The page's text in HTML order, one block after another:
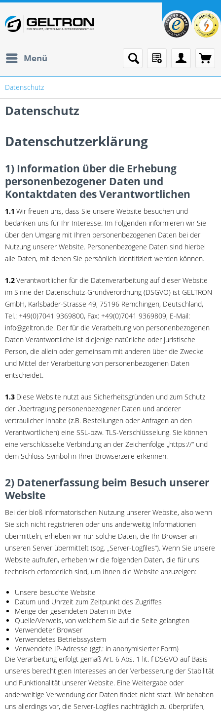
Menü
Datenschutz
Datenschutz
Datenschutzerklärung
1) Information über die Erhebung
personenbezogener Daten und
Kontaktdaten des Verantwortlichen
1.1 Wir freuen uns, dass Sie unsere Website besuchen und
bedanken uns für Ihr Interesse. Im Folgenden informieren wir Sie
über den Umgang mit Ihren personenbezogenen Daten bei der
Nutzung unserer Website. Personenbezogene Daten sind hierbei
alle Daten, mit denen Sie persönlich identifiziert werden können.
1.2Verantwortlicher für die Datenverarbeitung auf dieser Website
im Sinne der Datenschutz-Grundverordnung (DSGVO) ist GELTRON
GmbH, Karlsbader-Strasse 49, 75196 Remchingen, Deutschland,
Tel.: +49(0)7041 9369800, Fax: +49(0)7041 9369809, E-Mail:
info@geltron.de. Der für die Verarbeitung von personenbezogenen
Daten Verantwortliche ist diejenige natürliche oder juristische
Person, die allein oder gemeinsam mit anderen über die Zwecke
und Mittel der Verarbeitung von personenbezogenen Daten
entscheidet.
1.3 Diese Website nutzt aus Sicherheitsgründen und zum Schutz
der Übertragung personenbezogener Daten und anderer
vertraulicher Inhalte (z.B. Bestellungen oder Anfragen an den
Verantwortlichen) eine SSL-bzw. TLS-Verschlüsselung. Sie können
eine verschlüsselte Verbindung an der Zeichenfolge „https://“ und
dem Schloss-Symbol in Ihrer Browserzeile erkennen.
2) Datenerfassung beim Besuch unserer
Website
Bei der bloß informatorischen Nutzung unserer Website, also wenn
Sie sich nicht registrieren oder uns anderweitig Informationen
übermitteln, erheben wir nur solche Daten, die Ihr Browser an
unseren Server übermittelt (sog. „Server-Logfiles“). Wenn Sie unsere
Website aufrufen, erheben wir die folgenden Daten, die für uns
technisch erforderlich sind, um Ihnen die Website anzuzeigen:
Unsere besuchte Website
Datum und Uhrzeit zum Zeitpunkt des Zugriffes
Menge der gesendeten Daten in Byte
Quelle/Verweis, von welchem Sie auf die Seite gelangten
Verwendeter Browser
Verwendetes Betriebssystem
Verwendete IP-Adresse (ggf.: in anonymisierter Form)
Die Verarbeitung erfolgt gemäß Art. 6 Abs. 1 lit. f DSGVO auf Basis
unseres berechtigten Interesses an der Verbesserung der Stabilität
und Funktionalität unserer Website. Eine Weitergabe oder
anderweitige Verwendung der Daten findet nicht statt. Wir behalten
uns allerdings vor, die Server-Logfiles nachträglich zu überprüfen,